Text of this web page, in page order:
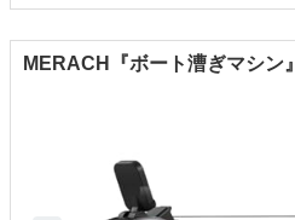
MERACH『ボート漕ぎマシン』